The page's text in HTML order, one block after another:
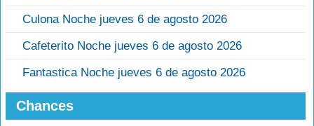
Culona Noche jueves 6 de agosto 2026
Cafeterito Noche jueves 6 de agosto 2026
Fantastica Noche jueves 6 de agosto 2026
Chances